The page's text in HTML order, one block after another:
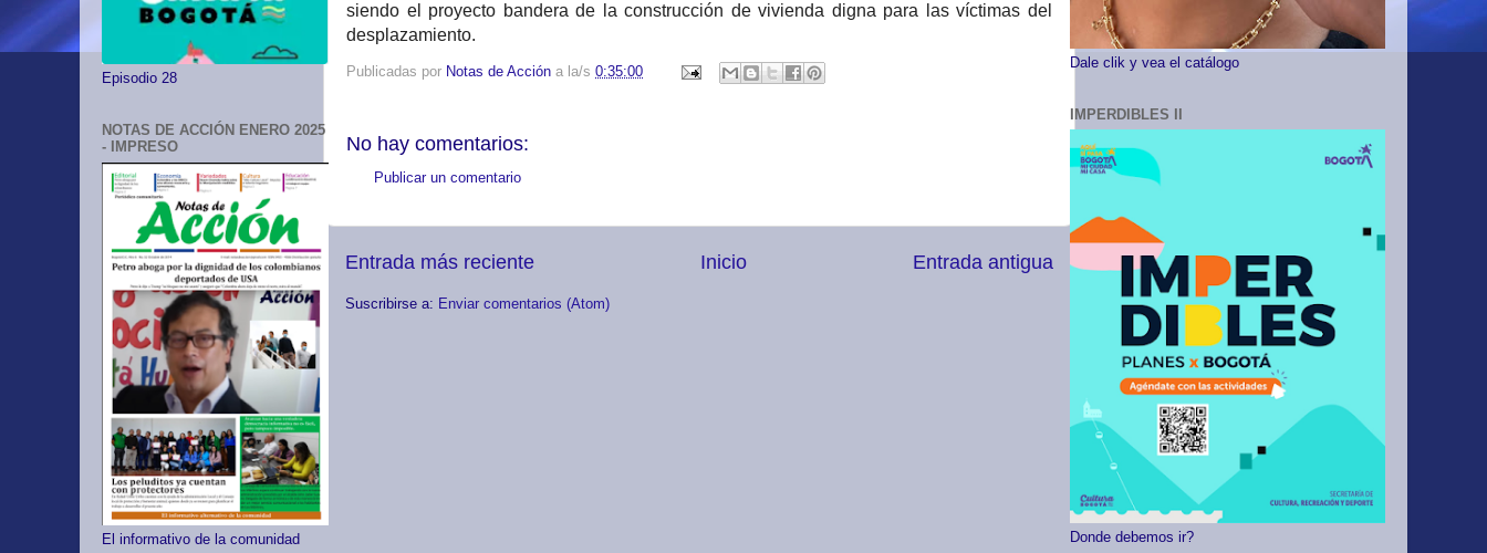
siendo el proyecto bandera de la construcción de vivienda digna para las víctimas del
desplazamiento.
Publicadas por Notas de Acción a la/s 0:35:00
No hay comentarios:
Publicar un comentario
Entrada más reciente Entrada antigua
Inicio
Suscribirse a: Enviar comentarios (Atom)
Episodio 28
NOTAS DE ACCIÓN ENERO 2025
- IMPRESO
El informativo de la comunidad
Dale clik y vea el catálogo
IMPERDIBLES II
Donde debemos ir?